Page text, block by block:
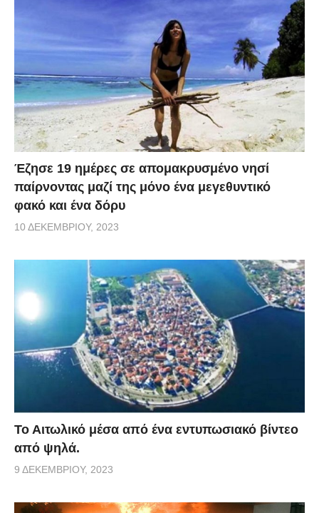
Έζησε 19 ημέρες σε απομακρυσμένο νησί
παίρνοντας μαζί της μόνο ένα μεγεθυντικό
φακό και ένα δόρυ
10 ΔΕΚΕΜΒΡΊΟΥ, 2023
Το Αιτωλικό μέσα από ένα εντυπωσιακό βίντεο
από ψηλά.
9 ΔΕΚΕΜΒΡΊΟΥ, 2023